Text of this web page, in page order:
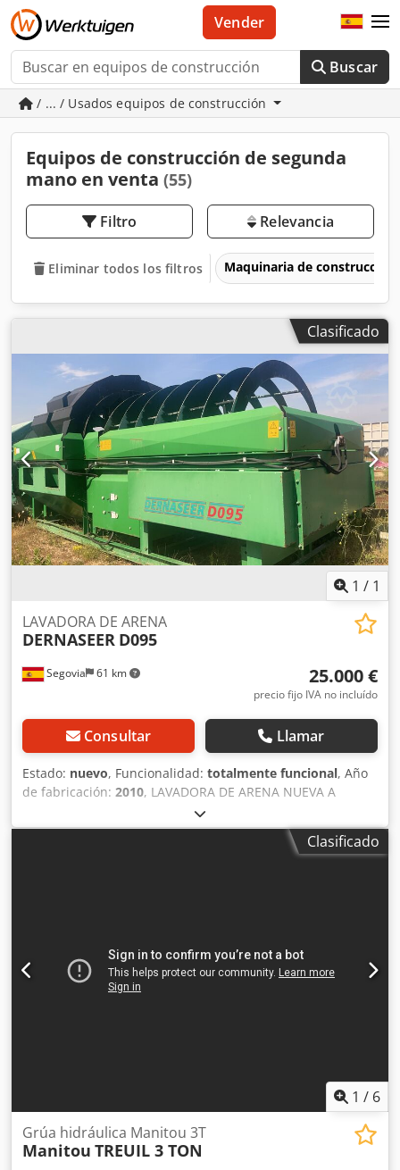
Buscar
Vender
/ ... / Usados equipos de construcción
Equipos de construcción de segunda
mano en venta (55)
Filtro Relevancia
Eliminar todos los filtros Maquinaria de construcción
Clasificado
1 / 1
Segovia 61 km
LAVADORA DE ARENA
DERNASEER D095
25.000 €
precio fijo IVA no incluído
Consultar Llamar
Estado: nuevo, Funcionalidad: totalmente funcional, Año
de fabricación: 2010, LAVADORA DE ARENA NUEVA A
ESTRENAR . RENDIMIENTO: 100T/H Precio al 30 de julio
Dcedpfxjwr El Aj Amlok
Clasificado
1 / 6
Grúa hidráulica Manitou 3T
Manitou TREUIL 3 TON